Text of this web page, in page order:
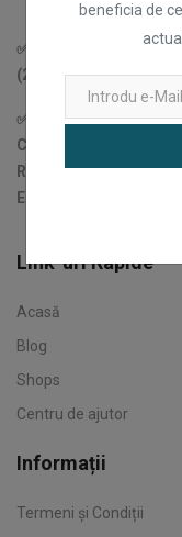
beneficia de
✅Țîru Andrei Angel -
(2023-date)
✅Ex: CJAgora SRL
CIF: 37666114
Reg. Com.: J22/1553/
EUID: ROONRC.J22/
Link-uri Rapide
Acasă
Blog
Shops
Centru de ajutor
Informații
Termeni și Condiții